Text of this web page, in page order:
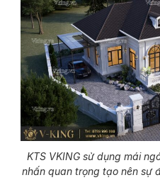
KTS VKING sử dụng mái
nhấn quan trọng tạo nên sự